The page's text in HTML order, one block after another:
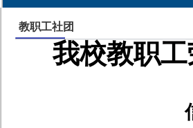
教职工社团
我校教职